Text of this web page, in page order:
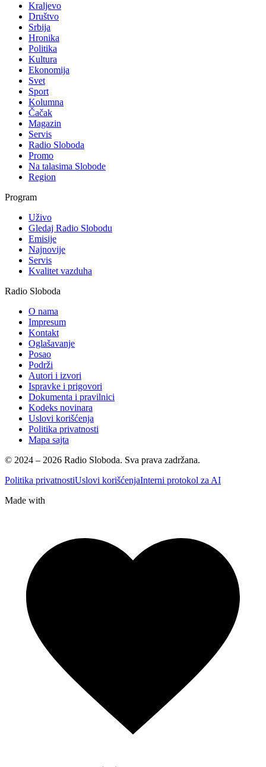
Kraljevo
Društvo
Srbija
Hronika
Politika
Kultura
Ekonomija
Svet
Sport
Kolumna
Čačak
Magazin
Servis
Radio Sloboda
Promo
Na talasima Slobode
Region
Program
Uživo
Gledaj Radio Slobodu
Emisije
Najnovije
Servis
Kvalitet vazduha
Radio Sloboda
O nama
Impresum
Kontakt
Oglašavanje
Posao
Podrži
Autori i izvori
Ispravke i prigovori
Dokumenta i pravilnici
Kodeks novinara
Uslovi korišćenja
Politika privatnosti
Mapa sajta
© 2024 – 2026 Radio Sloboda. Sva prava zadržana.
Politika privatnostiUslovi korišćenjaInterni protokol za AI
Made with